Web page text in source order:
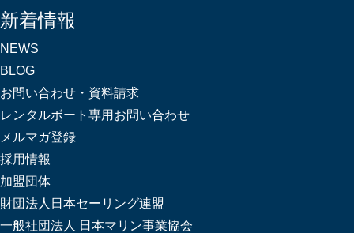
新着情報
NEWS
BLOG
お問い合わせ・資料請求
レンタルボート専用お問い合わせ
メルマガ登録
採用情報
加盟団体
財団法人日本セーリング連盟
一般社団法人 日本マリン事業協会